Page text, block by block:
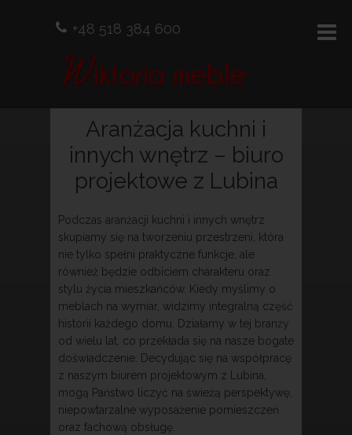
Aranżacja kuchni i
innych wnętrz – biuro
projektowe z Lubina
Podczas aranżacji kuchni i innych wnętrz
skupiamy się na tworzeniu przestrzeni, która
nie tylko spełni praktyczne funkcje, ale
również będzie odbiciem charakteru oraz
stylu życia mieszkańców. Kiedy myślimy o
meblach na wymiar, widzimy integralną część
historii każdego domu. Działamy w tej branży
od wielu lat, co przekłada się na nasze bogate
doświadczenie. Decydując się na współpracę
z naszym biurem projektowym z Lubina,
mogą Państwo liczyć na świeżą perspektywę,
niepowtarzalne wyposażenie pomieszczeń
oraz fachową obsługę.
+48 518 384 600